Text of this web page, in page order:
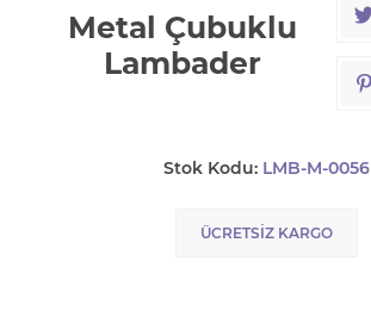
Metal Çubuklu
Lambader
Stok Kodu: LMB-M-0056
ÜCRETSIZ KARGO